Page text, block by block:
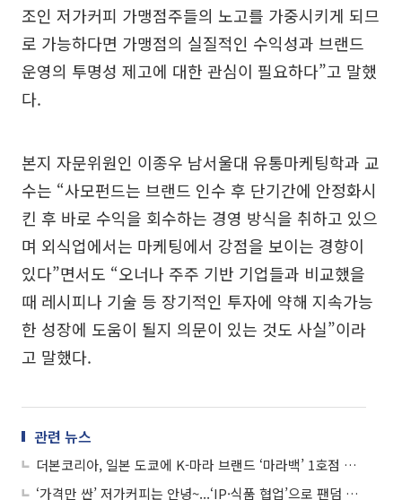
조인 저가커피 가맹점주들의 노고를 가중시키게 되므
로 가능하다면 가맹점의 실질적인 수익성과 브랜드
운영의 투명성 제고에 대한 관심이 필요하다”고 말했
다.
본지 자문위원인 이종우 남서울대 유통마케팅학과 교
수는 “사모펀드는 브랜드 인수 후 단기간에 안정화시
킨 후 바로 수익을 회수하는 경영 방식을 취하고 있으
며 외식업에서는 마케팅에서 강점을 보이는 경향이
있다”면서도 “오너나 주주 기반 기업들과 비교했을
때 레시피나 기술 등 장기적인 투자에 약해 지속가능
한 성장에 도움이 될지 의문이 있는 것도 사실”이라
고 말했다.
관련 뉴스
더본코리아, 일본 도쿄에 K-마라 브랜드 ‘마라백’ 1호점 개점
‘가격만 싼’ 저가커피는 안녕~...‘IP·식품 협업’으로 팬덤 공략